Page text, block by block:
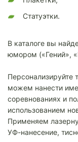
Статуэтки.
В каталоге вы
юмором («Гений»,
Персонализируйте
можем нанести
соревнованиях и
использованием
Применяем
УФ-нанесение,